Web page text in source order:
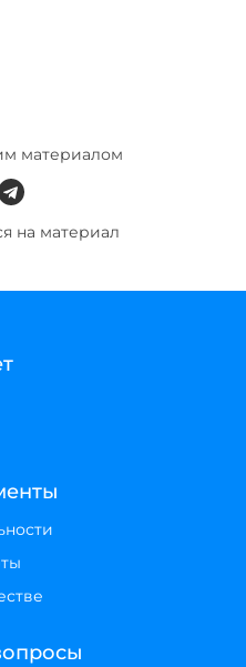
материалом
на материал